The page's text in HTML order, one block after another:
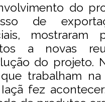
do
de
mostraram
a novas
do projeto.
trabalham
fez